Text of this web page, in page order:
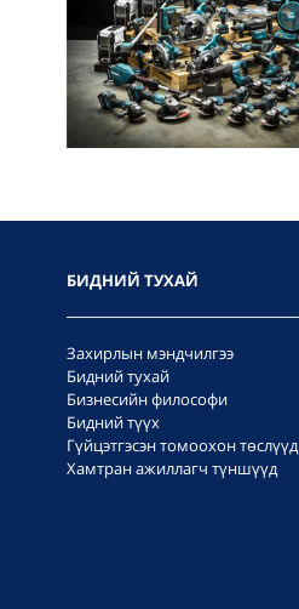
БИДНИЙ ТУХАЙ
Захирлын мэндчилгээ
Бидний тухай
Бизнесийн философи
Бидний түүх
Гүйцэтгэсэн томоохон төслүүд
Хамтран ажиллагч түншүүд